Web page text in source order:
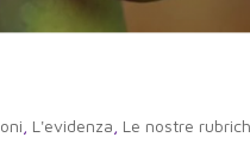
L'evidenza Le nostre